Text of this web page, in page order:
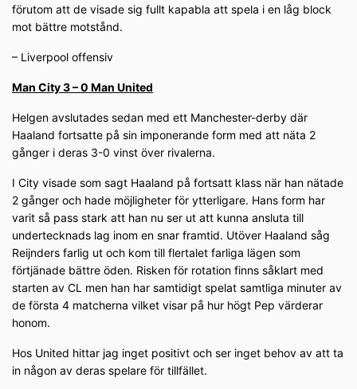
förutom att de visade sig fullt kapabla att spela i en låg block
mot bättre motstånd.
– Liverpool offensiv
Man City 3 – 0 Man United
Helgen avslutades sedan med ett Manchester-derby där
Haaland fortsatte på sin imponerande form med att näta 2
gånger i deras 3-0 vinst över rivalerna.
I City visade som sagt Haaland på fortsatt klass när han nätade
2 gånger och hade möjligheter för ytterligare. Hans form har
varit så pass stark att han nu ser ut att kunna ansluta till
undertecknads lag inom en snar framtid. Utöver Haaland såg
Reijnders farlig ut och kom till flertalet farliga lägen som
förtjänade bättre öden. Risken för rotation finns såklart med
starten av CL men han har samtidigt spelat samtliga minuter av
de första 4 matcherna vilket visar på hur högt Pep värderar
honom.
Hos United hittar jag inget positivt och ser inget behov av att ta
in någon av deras spelare för tillfället.